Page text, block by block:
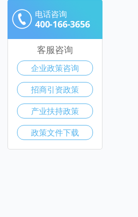
电话咨询
400-166-3656
客服咨询
企业政策咨询
招商引资政策
产业扶持政策
政策文件下载